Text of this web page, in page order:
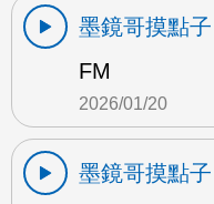
墨鏡哥摸點子
FM
2026/01/20
墨鏡哥摸點子